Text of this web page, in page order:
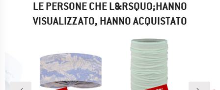
LE PERSONE CHE L&RSQUO;HANNO
VISUALIZZATO, HANNO ACQUISTATO